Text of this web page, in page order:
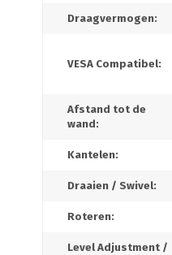
Draagvermogen:
VESA Compatibel:
Afstand tot de
wand:
Kantelen:
Draaien / Swivel:
Roteren:
Level Adjustment /